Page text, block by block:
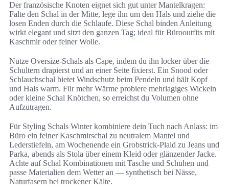
Der französische Knoten eignet sich gut unter Mantelkragen:
Falte den Schal in der Mitte, lege ihn um den Hals und ziehe die
losen Enden durch die Schlaufe. Diese Schal binden Anleitung
wirkt elegant und sitzt den ganzen Tag; ideal für Bürooutfits mit
Kaschmir oder feiner Wolle.
Nutze Oversize-Schals als Cape, indem du ihn locker über die
Schultern drapierst und an einer Seite fixierst. Ein Snood oder
Schlauchschal bietet Windschutz beim Pendeln und hält Kopf
und Hals warm. Für mehr Wärme probiere mehrlagiges Wickeln
oder kleine Schal Knötchen, so erreichst du Volumen ohne
Aufzutragen.
Für Styling Schals Winter kombiniere dein Tuch nach Anlass: im
Büro ein feiner Kaschmirschal zu neutralem Mantel und
Lederstiefeln, am Wochenende ein Grobstrick-Plaid zu Jeans und
Parka, abends als Stola über einem Kleid oder glänzender Jacke.
Achte auf Schal Kombinationen mit Tasche und Schuhen und
passe Materialien dem Wetter an — synthetisch bei Nässe,
Naturfasern bei trockener Kälte.